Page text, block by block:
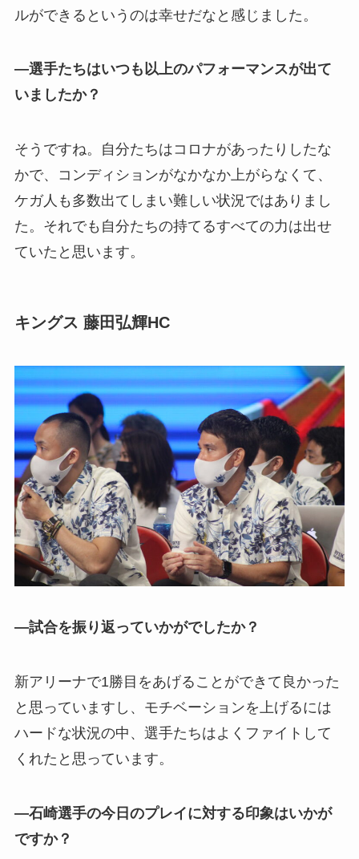
ルができるというのは幸せだなと感じました。
—選手たちはいつも以上のパフォーマンスが出て
いましたか？
そうですね。自分たちはコロナがあったりしたな
かで、コンディションがなかなか上がらなくて、
ケガ人も多数出てしまい難しい状況ではありまし
た。それでも自分たちの持てるすべての力は出せ
ていたと思います。
キングス 藤田弘輝HC
—試合を振り返っていかがでしたか？
新アリーナで1勝目をあげることができて良かった
と思っていますし、モチベーションを上げるには
ハードな状況の中、選手たちはよくファイトして
くれたと思っています。
—石崎選手の今日のプレイに対する印象はいかが
ですか？